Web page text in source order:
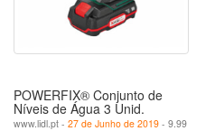
POWERFIX® Conjunto de
Níveis de Água 3 Unid.
www.lidl.pt - 27 de Junho de 2019 - 9.99